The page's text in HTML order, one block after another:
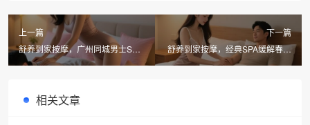
上一篇
舒养到家按摩，广州同城男士SPA
如何科学养生
下一篇
舒养到家按摩，经典SPA缓解春分
疲劳，北京同城柔式SPA解压新选
相关文章